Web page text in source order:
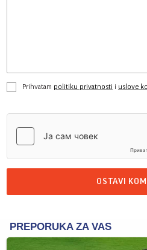
Prihvatam politiku privatnosti i uslove
OSTAVI